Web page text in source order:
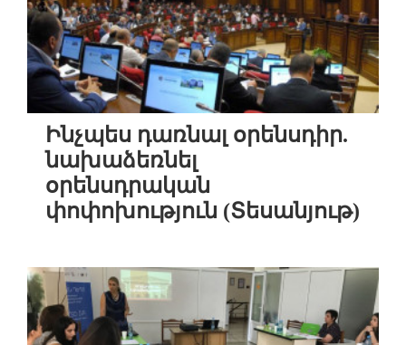
Ինչպես դառնալ օրենսդիր.
նախաձեռնել
օրենսդրական
փոփոխություն (Տեսանյութ)